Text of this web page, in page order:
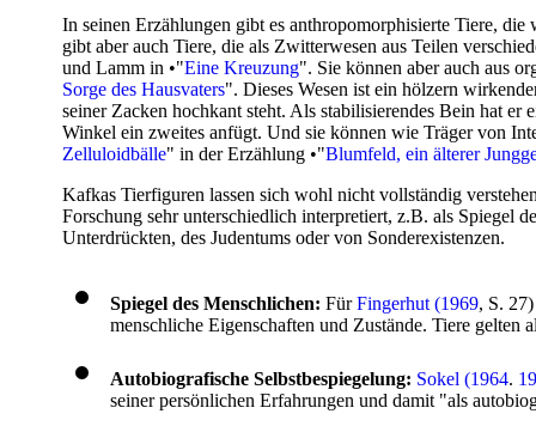
In seinen Erzählungen gibt es anthropomorphisierte Tiere,
gibt aber auch Tiere, die als Zwitterwesen aus Teilen
und Lamm in •"Eine Kreuzung". Sie können aber auch aus
Sorge des Hausvaters". Dieses Wesen ist ein hölzern
seiner Zacken hochkant steht. Als stabilisierendes Bein hat er
Winkel ein zweites anfügt. Und sie können wie Träger von
Zelluloidbälle" in der Erzählung •"Blumfeld, ein älterer
Kafkas Tierfiguren lassen sich wohl nicht vollständig
Forschung sehr unterschiedlich interpretiert, z.B. als Spiegel
Unterdrückten, des Judentums oder von Sonderexistenzen.
Spiegel des Menschlichen: FürFingerhut (1969, S.
menschliche Eigenschaften und Zustände. Tiere gelten
Autobiografische Selbstbespiegelung: Sokel (1964.
seiner persönlichen Erfahrungen und damit "als